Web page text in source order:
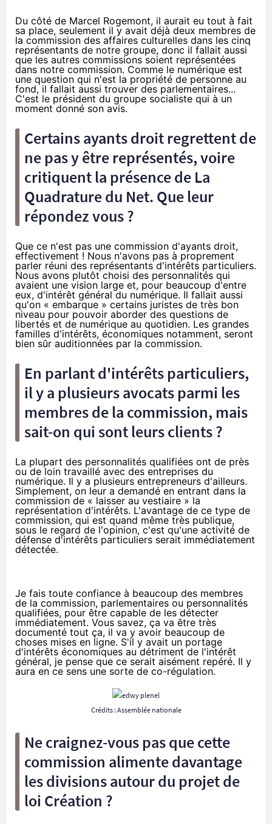
Du côté de Marcel Rogemont, il aurait eu tout à fait
sa place, seulement il y avait déjà deux membres de
la commission des affaires culturelles dans les cinq
représentants de notre groupe, donc il fallait aussi
que les autres commissions soient représentées
dans notre commission. Comme le numérique est
une question qui n'est la propriété de personne au
fond, il fallait aussi trouver des parlementaires...
C'est le président du groupe socialiste qui à un
moment donné son avis.
Certains ayants droit regrettent de
ne pas y être représentés, voire
critiquent la présence de La
Quadrature du Net. Que leur
répondez vous ?
Que ce n'est pas une commission d'ayants droit,
effectivement ! Nous n'avons pas à proprement
parler réuni des représentants d'intérêts particuliers.
Nous avons plutôt choisi des personnalités qui
avaient une vision large et, pour beaucoup d'entre
eux, d'intérêt général du numérique. Il fallait aussi
qu'on « embarque » certains juristes de très bon
niveau pour pouvoir aborder des questions de
libertés et de numérique au quotidien. Les grandes
familles d'intérêts, économiques notamment, seront
bien sûr auditionnées par la commission.
En parlant d'intérêts particuliers,
il y a plusieurs avocats parmi les
membres de la commission, mais
sait-on qui sont leurs clients ?
La plupart des personnalités qualifiées ont de près
ou de loin travaillé avec des entreprises du
numérique. Il y a plusieurs entrepreneurs d'ailleurs.
Simplement, on leur a demandé en entrant dans la
commission de « laisser au vestiaire » la
représentation d'intérêts. L'avantage de ce type de
commission, qui est quand même très publique,
sous le regard de l'opinion, c'est qu'une activité de
défense d'intérêts particuliers serait immédiatement
détectée.
Je fais toute confiance à beaucoup des membres
de la commission, parlementaires ou personnalités
qualifiées, pour être capable de les détecter
immédiatement. Vous savez, ça va être très
documenté tout ça, il va y avoir beaucoup de
choses mises en ligne. S'il y avait un portage
d'intérêts économiques au détriment de l'intérêt
général, je pense que ce serait aisément repéré. Il y
aura en ce sens une sorte de co-régulation.
Crédits : Assemblée nationale
Ne craignez-vous pas que cette
commission alimente davantage
les divisions autour du projet de
loi Création ?